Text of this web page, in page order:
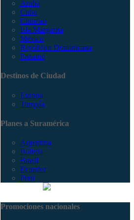
Aruba
Cuba
Curacao
Isla Margarita
México
República Dominicana
Panamá
Destinos de Ciudad
Europa
Turquía
Planes a Suramérica
Argentina
Bolivia
Brasil
Ecuador
Perú
Promociones nacionales